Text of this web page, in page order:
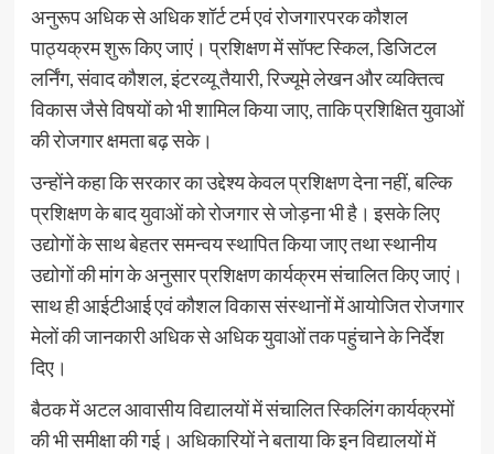
अनुरूप अधिक से अधिक शॉर्ट टर्म एवं रोजगारपरक कौशल
पाठ्यक्रम शुरू किए जाएं। प्रशिक्षण में सॉफ्ट स्किल, डिजिटल
लर्निंग, संवाद कौशल, इंटरव्यू तैयारी, रिज्यूमे लेखन और व्यक्तित्व
विकास जैसे विषयों को भी शामिल किया जाए, ताकि प्रशिक्षित युवाओं
की रोजगार क्षमता बढ़ सके।
उन्होंने कहा कि सरकार का उद्देश्य केवल प्रशिक्षण देना नहीं, बल्कि
प्रशिक्षण के बाद युवाओं को रोजगार से जोड़ना भी है। इसके लिए
उद्योगों के साथ बेहतर समन्वय स्थापित किया जाए तथा स्थानीय
उद्योगों की मांग के अनुसार प्रशिक्षण कार्यक्रम संचालित किए जाएं।
साथ ही आईटीआई एवं कौशल विकास संस्थानों में आयोजित रोजगार
मेलों की जानकारी अधिक से अधिक युवाओं तक पहुंचाने के निर्देश
दिए।
बैठक में अटल आवासीय विद्यालयों में संचालित स्किलिंग कार्यक्रमों
की भी समीक्षा की गई। अधिकारियों ने बताया कि इन विद्यालयों में